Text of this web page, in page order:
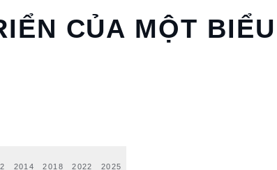
CỦA MỘT BIỂU
2014 2018 2022 2025